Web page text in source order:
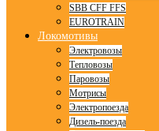
SBB CFF FFS
EUROTRAIN
Локомотивы
Электровозы
Тепловозы
Паровозы
Мотрисы
Электропоезда
Дизель-поезда